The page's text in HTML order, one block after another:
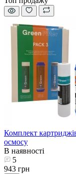
Комплект
осмосу
В наявності
5
943 грн